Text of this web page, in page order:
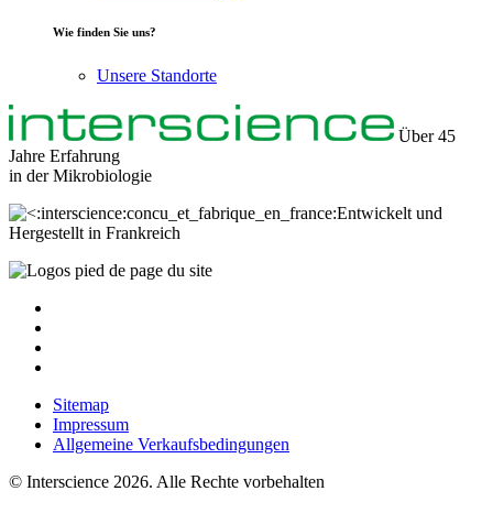
Wie finden Sie uns?
Unsere Standorte
Über 45
Jahre Erfahrung
in derMikrobiologie
Entwickelt und
Hergestellt in Frankreich
Sitemap
Impressum
Allgemeine Verkaufsbedingungen
© Interscience 2026. Alle Rechte vorbehalten